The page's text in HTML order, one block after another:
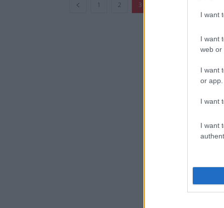
I want
I want
web or
I want
or app.
I want
I want
1 2 3